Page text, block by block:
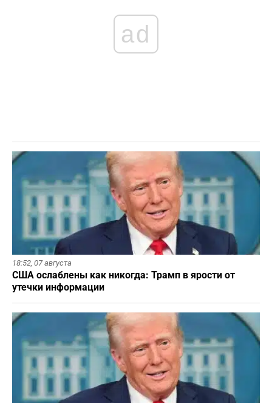
ad
18:52, 07 августа
США ослаблены как никогда: Трамп в ярости от
утечки информации